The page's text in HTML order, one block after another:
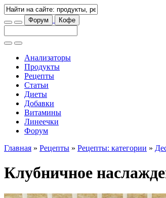
Форум Кофе
Анализаторы
Продукты
Рецепты
Статьи
Диеты
Добавки
Витамины
Линеечки
Форум
Главная » Рецепты » Рецепты: категории »
Клубничное